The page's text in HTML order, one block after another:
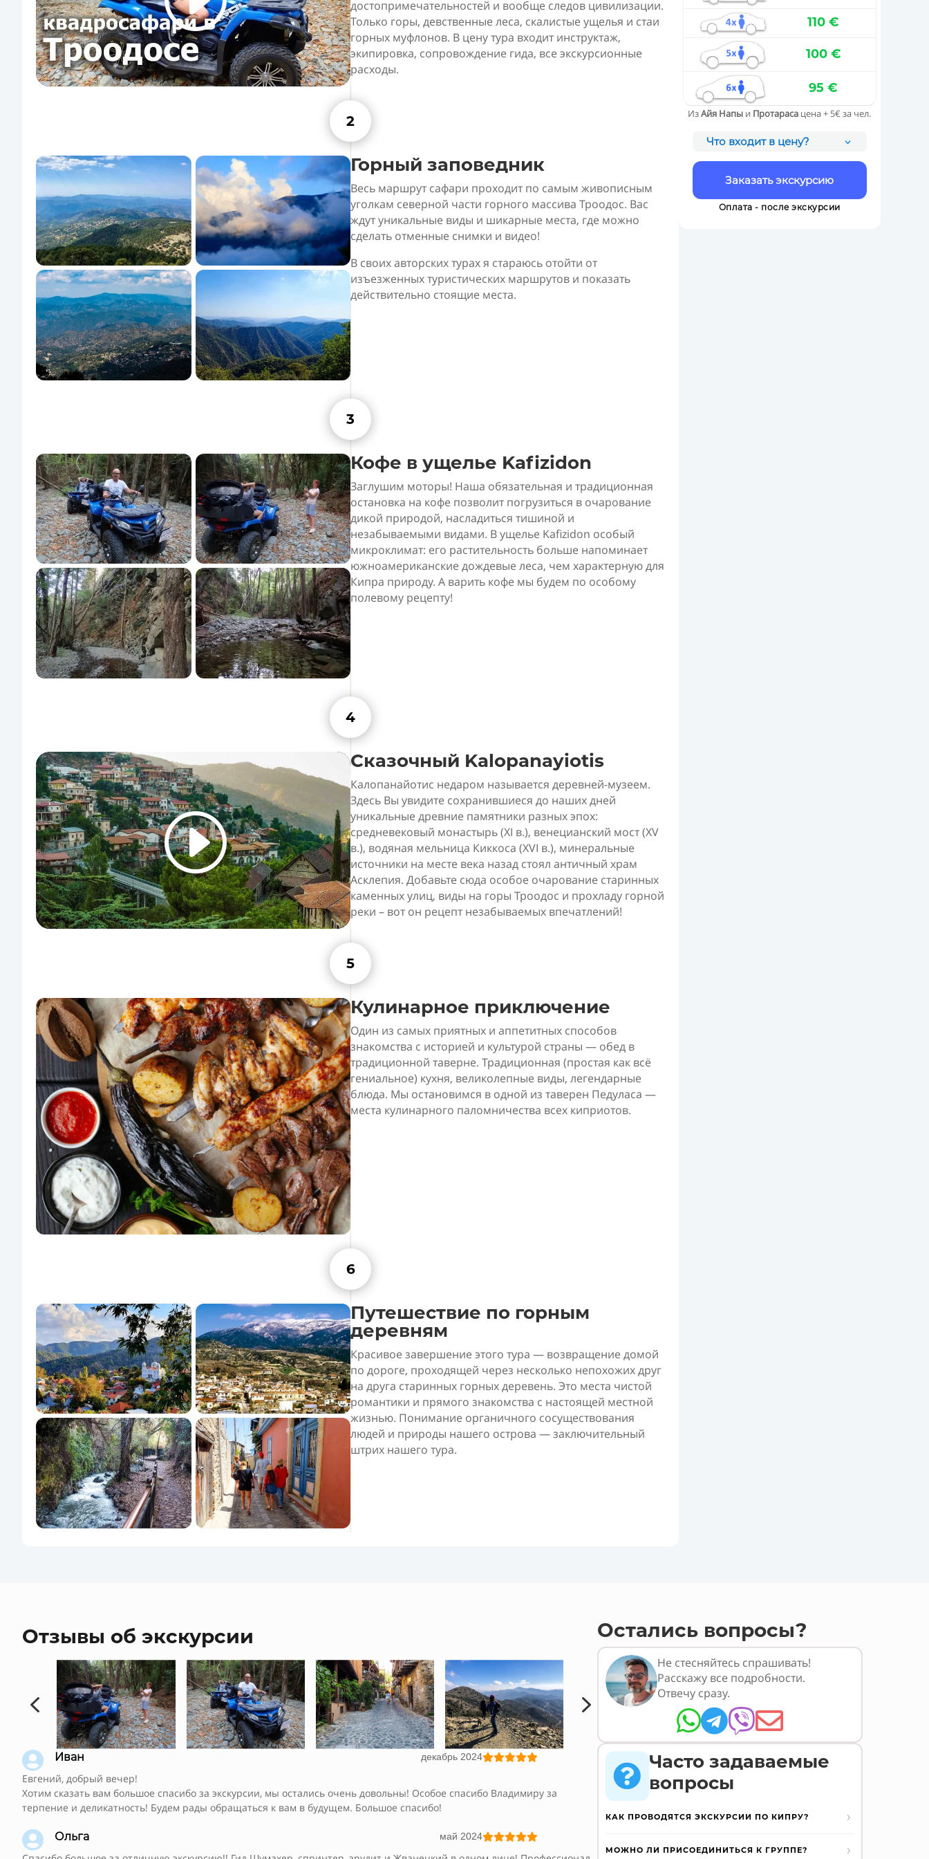
достопримечательностей и вообще следов цивилизации.
Только горы, девственные леса, скалистые ущелья и стаи
горных муфлонов. В цену тура входит инструктаж,
экипировка, сопровождение гида, все экскурсионные
расходы.
2
Горный заповедник
Весь маршрут сафари проходит по самым живописным
уголкам северной части горного массива Троодос. Вас
ждут уникальные виды и шикарные места, где можно
сделать отменные снимки и видео!
В своих авторских турах я стараюсь отойти от
изъезженных туристических маршрутов и показать
действительно стоящие места.
3
Кофе в ущелье Kafizidon
Заглушим моторы! Наша обязательная и традиционная
остановка на кофе позволит погрузиться в очарование
дикой природой, насладиться тишиной и
незабываемыми видами. В ущелье Kafizidon особый
микроклимат: его растительность больше напоминает
южноамериканские дождевые леса, чем характерную для
Кипра природу. А варить кофе мы будем по особому
полевому рецепту!
4
Сказочный Kalopanayiotis
Калопанайотис недаром называется деревней-музеем.
Здесь Вы увидите сохранившиеся до наших дней
уникальные древние памятники разных эпох:
средневековый монастырь (XI в.), венецианский мост (XV
в.), водяная мельница Киккоса (XVI в.), минеральные
источники на месте века назад стоял античный храм
Асклепия. Добавьте сюда особое очарование старинных
каменных улиц, виды на горы Троодос и прохладу горной
реки – вот он рецепт незабываемых впечатлений!
5
Кулинарное приключение
Один из самых приятных и аппетитных способов
знакомства с историей и культурой страны — обед в
традиционной таверне. Традиционная (простая как всё
гениальное) кухня, великолепные виды, легендарные
блюда. Мы остановимся в одной из таверен Педуласа —
места кулинарного паломничества всех киприотов.
6
Путешествие по горным
деревням
Красивое завершение этого тура — возвращение домой
по дороге, проходящей через несколько непохожих друг
на друга старинных горных деревень. Это места чистой
романтики и прямого знакомства с настоящей местной
жизнью. Понимание органичного сосуществования
людей и природы нашего острова — заключительный
штрих нашего тура.
110 €
100 €
95 €
ИзАйя Напы и Протараса цена + 5€ за чел.
Что входит в цену?
Заказать экскурсию
Оплата - после экскурсии
Отзывы об экскурсии
4 5
 Иван декабрь 2024
Евгений, добрый вечер!
Хотим сказать вам большое спасибо за экскурсии, мы остались очень довольны! Особое спасибо Владимиру за
терпение и деликатность! Будем рады обращаться к вам в будущем. Большое спасибо!
 Ольга май 2024
Остались вопросы?
Не стесняйтесь спрашивать!
Расскажу все подробности.
Отвечу сразу.


Часто задаваемые
вопросы
КАК ПРОВОДЯТСЯ ЭКСКУРСИИ ПО КИПРУ?
МОЖНО ЛИ ПРИСОЕДИНИТЬСЯ К ГРУППЕ?